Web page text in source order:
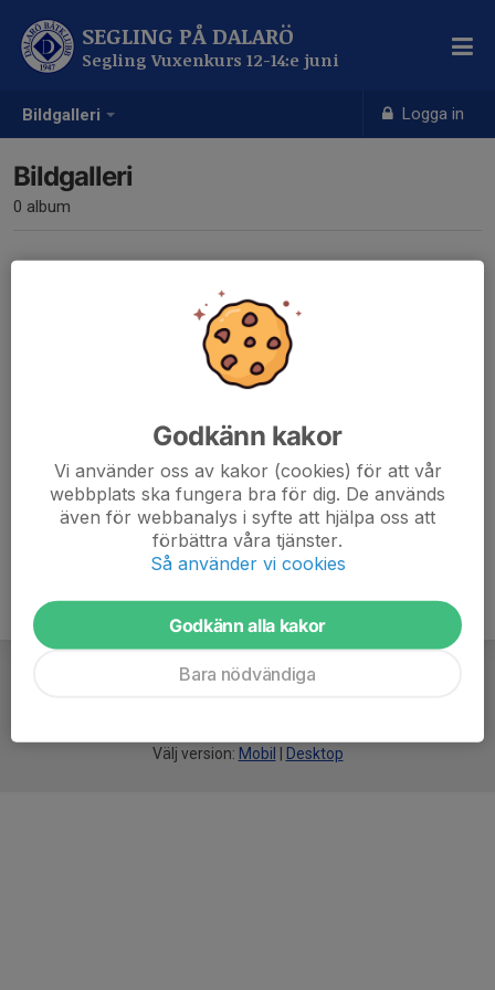
Bildgalleri Logga in
SEGLING PÅ DALARÖ
Segling Vuxenkurs 12-14:e juni
Bildgalleri
0 album
Inga album skapade
Välj version: Mobil Desktop
Godkänn kakor
Vi använder oss av kakor (cookies) för att vår
webbplats ska fungera bra för dig. De används
även för webbanalys i syfte att hjälpa oss att
förbättra våra tjänster.
Så använder vi cookies
Godkänn alla kakor
Bara nödvändiga